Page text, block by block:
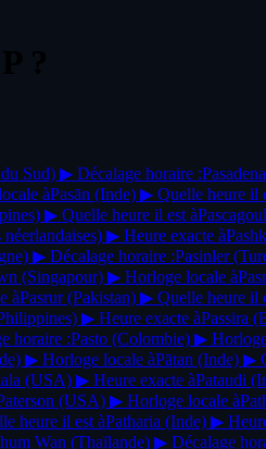
Sud) ▶ Décalage horaire :Pasadena
àPasān (Inde) ▶ Quelle heure il
▶ Quelle heure il est à
▶ Heure exacte à
▶ Décalage horaire :Pasinler
(Singapour) ▶ Horloge locale à
àPasrur(Pakistan) ▶ Quelle heure il
▶ Heure exacte àPassira
horaire :Pasto (Colombie) ▶
▶ Horloge locale àPātan (Inde) ▶
(USA) ▶ Heure exacte àPataudi
(USA) ▶ Horloge locale à
heure il est àPatharia (Inde) ▶
Wan (Thaïlande) ▶ Décalage